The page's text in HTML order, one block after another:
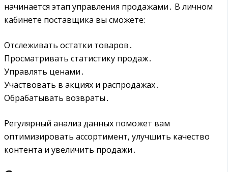
начинается этап управления продажами․ В личном
кабинете поставщика вы сможете:
Отслеживать остатки товаров․
Просматривать статистику продаж․
Управлять ценами․
Участвовать в акциях и распродажах․
Обрабатывать возвраты․
Регулярный анализ данных поможет вам
оптимизировать ассортимент‚ улучшить качество
контента и увеличить продажи․